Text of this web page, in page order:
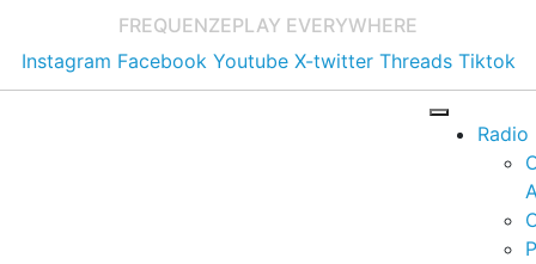
FREQUENZEPLAY EVERYWHERE
Instagram Facebook Youtube X-twitter Threads Tiktok
Radio